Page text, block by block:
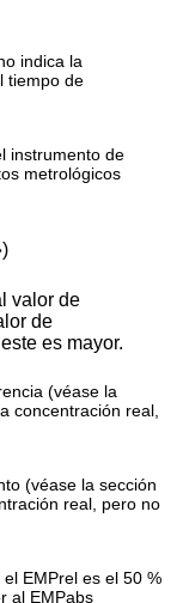
indica la
tiempo de
instrumento de
metrológicos
valor de
de
es mayor.
(véase la
concentración real,
(véase la sección
real, pero no
EMPrel es el 50 %
al EMPabs